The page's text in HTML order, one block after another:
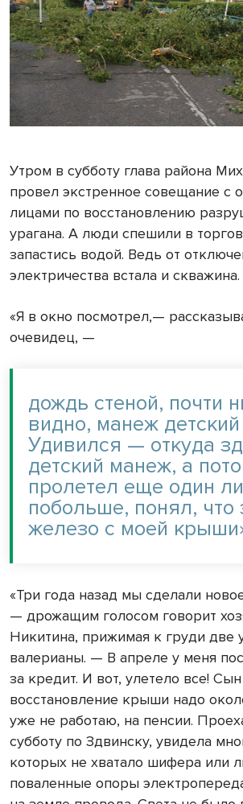
Утром в субботу глава района
провел экстренное совещание с
лицами по восстановлению
урагана. А люди спешили в
запастись водой. Ведь от
электричества встала и скважина.
«Я в окно посмотрел,—
очевидец, —
дождь стеной, почти
видно, манеж детский
Удивился — откуда
детский манеж, а
пролетел еще один
побольше, понял, что
железо с моей
«Три года назад мы сделали
— дрожащим голосом говорит
Никитина, прижимая к груди две
валерианы. — В апреле у меня
за кредит. И вот, улетело все!
восстановление крыши надо
уже не работаю, на пенсии.
субботу по Здвинску, увидела
которых не хватало шифера или
поваленные опоры